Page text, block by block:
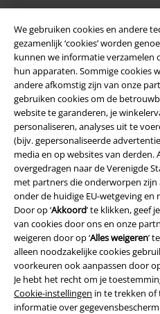
We gebruiken cookies en andere
gezamenlijk ‘cookies’ worden
kunnen we informatie verzamelen
hun apparaten. Sommige cookies
andere afkomstig zijn van onze
gebruiken cookies om de
website te garanderen, je
personaliseren, analyses uit te
(bijv. gepersonaliseerde
media en op websites van derden.
overgedragen naar de Verenigde
met partners die onderworpen
onder de huidige EU-wetgeving en
Door op ‘Akkoord’ te klikken, geef
van cookies door ons en onze
weigeren door op ‘Alles weigeren’
alleen noodzakelijke cookies
voorkeuren ook aanpassen door op
Je hebt het recht om je
Cookie-instellingen in te trekken of
informatie over
Legal
Algemene Voorwaarden
Bedrijfsgegevens